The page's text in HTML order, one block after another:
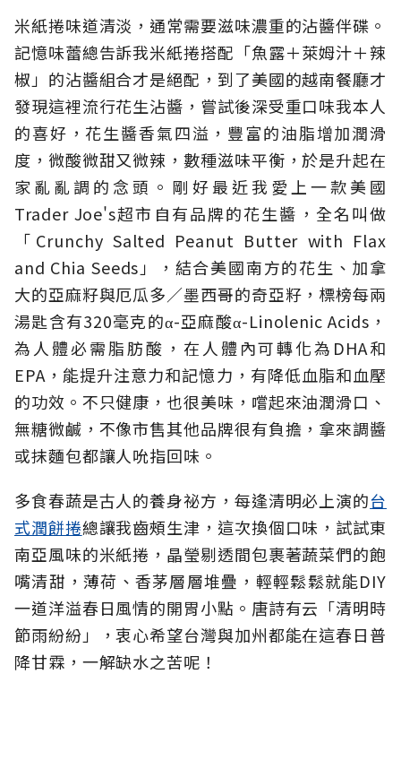
米紙捲味道清淡，通常需要滋味濃重的沾醬伴碟。
記憶味蕾總告訴我米紙捲搭配「魚露＋萊姆汁＋辣
椒」的沾醬組合才是絕配，到了美國的越南餐廳才
發現這裡流行花生沾醬，嘗試後深受重口味我本人
的喜好，花生醬香氣四溢，豐富的油脂增加潤滑
度，微酸微甜又微辣，數種滋味平衡，於是升起在
家亂亂調的念頭。剛好最近我愛上一款美國
Trader Joe's超市自有品牌的花生醬，全名叫做
「Crunchy Salted Peanut Butter with Flax
and Chia Seeds」，結合美國南方的花生、加拿
大的亞麻籽與厄瓜多／墨西哥的奇亞籽，標榜每兩
湯匙含有320毫克的α-亞麻酸α-Linolenic Acids，
為人體必需脂肪酸，在人體內可轉化為DHA和
EPA，能提升注意力和記憶力，有降低血脂和血壓
的功效。不只健康，也很美味，嚐起來油潤滑口、
無糖微鹹，不像市售其他品牌很有負擔，拿來調醬
或抹麵包都讓人吮指回味。
多食春蔬是古人的養身祕方，每逢清明必上演的台
式潤餅捲總讓我齒頰生津，這次換個口味，試試東
南亞風味的米紙捲，晶瑩剔透間包裹著蔬菜們的飽
嘴清甜，薄荷、香茅層層堆疊，輕輕鬆鬆就能DIY
一道洋溢春日風情的開胃小點。唐詩有云「清明時
節雨紛紛」，衷心希望台灣與加州都能在這春日普
降甘霖，一解缺水之苦呢！